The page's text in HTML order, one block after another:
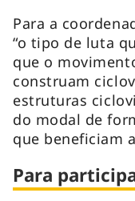
Para a
“o tipo de luta
que o
construam
estruturas
do modal de
que beneficiam
Para